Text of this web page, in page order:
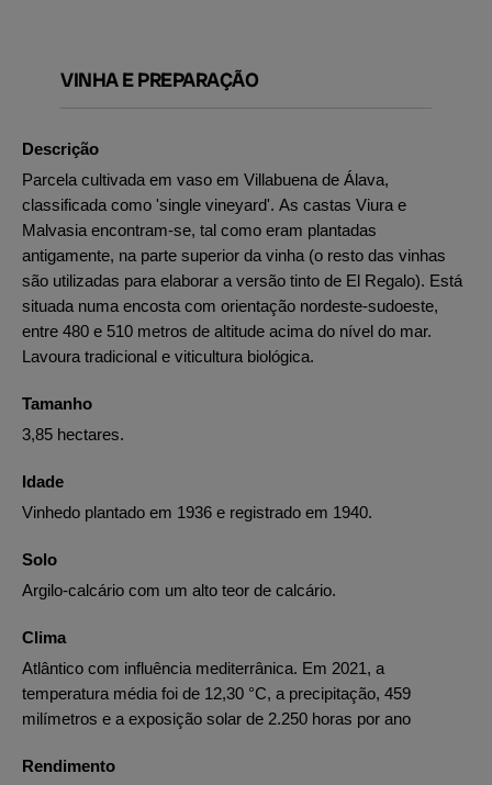
VINHA E PREPARAÇÃO
Descrição
Parcela cultivada em vaso em Villabuena de Álava,
classificada como 'single vineyard'. As castas Viura e
Malvasia encontram-se, tal como eram plantadas
antigamente, na parte superior da vinha (o resto das vinhas
são utilizadas para elaborar a versão tinto de El Regalo). Está
situada numa encosta com orientação nordeste-sudoeste,
entre 480 e 510 metros de altitude acima do nível do mar.
Lavoura tradicional e viticultura biológica.
Tamanho
3,85 hectares.
Idade
Vinhedo plantado em 1936 e registrado em 1940.
Solo
Argilo-calcário com um alto teor de calcário.
Clima
Atlântico com influência mediterrânica. Em 2021, a
temperatura média foi de 12,30 °C, a precipitação, 459
milímetros e a exposição solar de 2.250 horas por ano
Rendimento